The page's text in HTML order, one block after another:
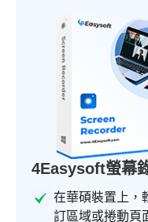
4Easysoft螢幕
在華碩裝置上，
訂區域或捲動頁